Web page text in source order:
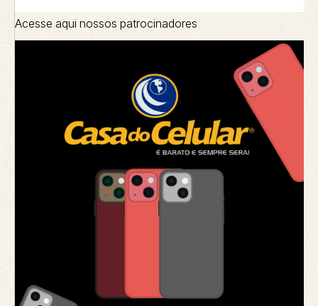
Acesse aqui nossos patrocinadores